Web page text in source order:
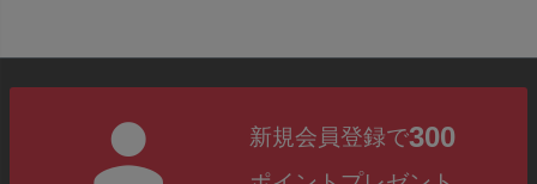
新規会員登録で300